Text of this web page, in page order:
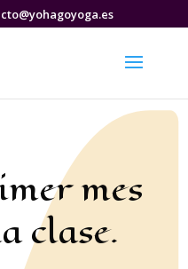
mes
clase.